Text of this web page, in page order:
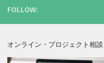
FOLLOW:
オンライン・プロジェクト相談